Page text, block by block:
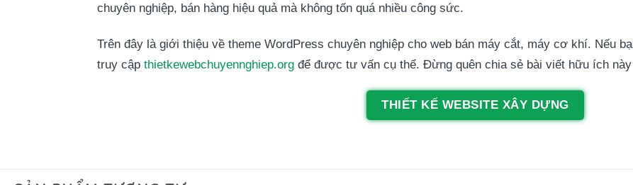
chuyên nghiệp, bán hàng hiệu quả mà không tốn quá nhiều công sức.
Trên đây là giới thiệu về theme WordPress chuyên nghiệp cho web bán máy cắt, máy cơ khí. Nếu
truy cập thietkewebchuyennghiep.org để được tư vấn cụ thể. Đừng quên chia sẻ bài viết hữu ích này
THIẾT KẾ WEBSITE XÂY DỰNG